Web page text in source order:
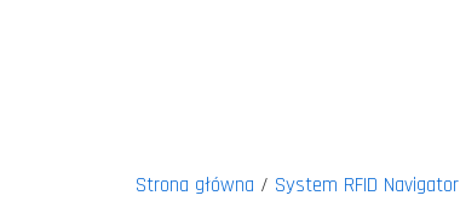
Strona główna / System RFID Navigator